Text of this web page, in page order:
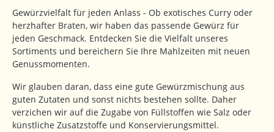
Gewürzvielfalt für jeden Anlass - Ob exotisches Curry oder
herzhafter Braten, wir haben das passende Gewürz für
jeden Geschmack. Entdecken Sie die Vielfalt unseres
Sortiments und bereichern Sie Ihre Mahlzeiten mit neuen
Genussmomenten.
Wir glauben daran, dass eine gute Gewürzmischung aus
guten Zutaten und sonst nichts bestehen sollte. Daher
verzichen wir auf die Zugabe von Füllstoffen wie Salz oder
künstliche Zusatzstoffe und Konservierungsmittel.